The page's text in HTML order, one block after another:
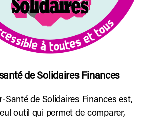
de Solidaires Finances
Santé de Solidaires Finances est,
outil qui permet de comparer,